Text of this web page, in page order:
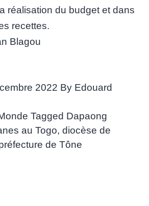
réalisation du budget et dans
recettes.
Blagou
2022 By Edouard
Tagged Dapaong
au Togo, diocèse de
de Tône